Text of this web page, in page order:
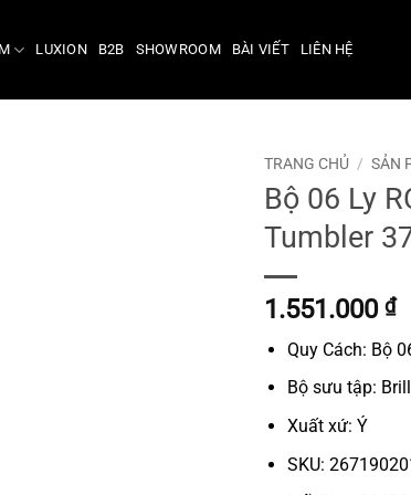
LUXION B2B SHOWROOM BÀI VIẾT LIÊN HỆ
TRANG CHỦ / SẢN
Bộ 06 Ly
Tumbler
1.551.000 ₫
Quy Cách: Bộ
Bộ sưu tập:
Xuất xứ: Ý
SKU: